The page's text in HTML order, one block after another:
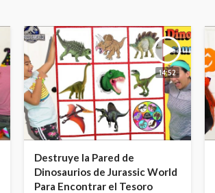
14:52
Destruye la Pared de
Dinosaurios de Jurassic World
Para Encontrar el Tesoro